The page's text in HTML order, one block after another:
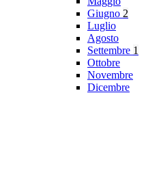
Giugno 2
Luglio
Agosto
Settembre 1
Ottobre
Novembre
Dicembre